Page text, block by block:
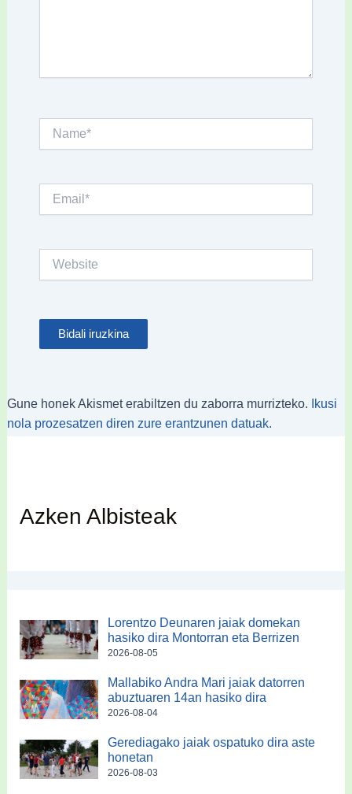
Name*
Email*
Gune honek Akismet erabiltzen du zaborra murrizteko.
Ikusi
nola prozesatzen diren zure erantzunen datuak.
Azken Albisteak
Lorentzo Deunaren jaiak domekan
hasiko dira Montorran eta Berrizen
2026-08-05
Mallabiko Andra Mari jaiak datorren
abuztuaren 14an hasiko dira
2026-08-04
Gerediagako jaiak ospatuko dira aste
honetan
2026-08-03